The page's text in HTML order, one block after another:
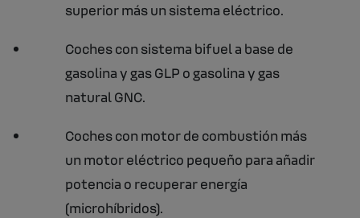
superior más un sistema eléctrico.
Coches con sistema bifuel a base de
gasolina y gas GLP o gasolina y gas
natural GNC.
Coches con motor de combustión más
un motor eléctrico pequeño para añadir
potencia o recuperar energía
(microhíbridos).